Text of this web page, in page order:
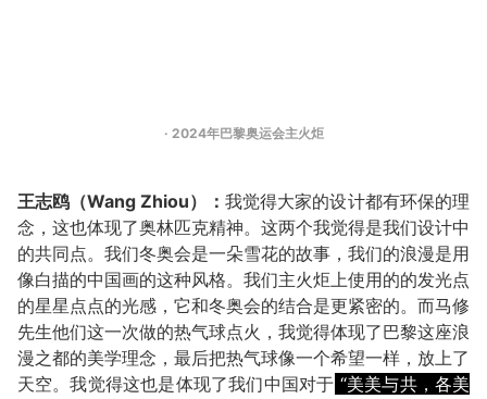
· 2024年巴黎奥运会主火炬
王志鸥（Wang Zhiou）： 我觉得大家的设计都有环保的理
念，这也体现了奥林匹克精神。这两个我觉得是我们设计中
的共同点。我们冬奥会是一朵雪花的故事，我们的浪漫是用
像白描的中国画的这种风格。我们主火炬上使用的的发光点
的星星点点的光感，它和冬奥会的结合是更紧密的。而马修
先生他们这一次做的热气球点火，我觉得体现了巴黎这座浪
漫之都的美学理念，最后把热气球像一个希望一样，放上了
天空。我觉得这也是体现了我们中国对于 “美美与共，各美